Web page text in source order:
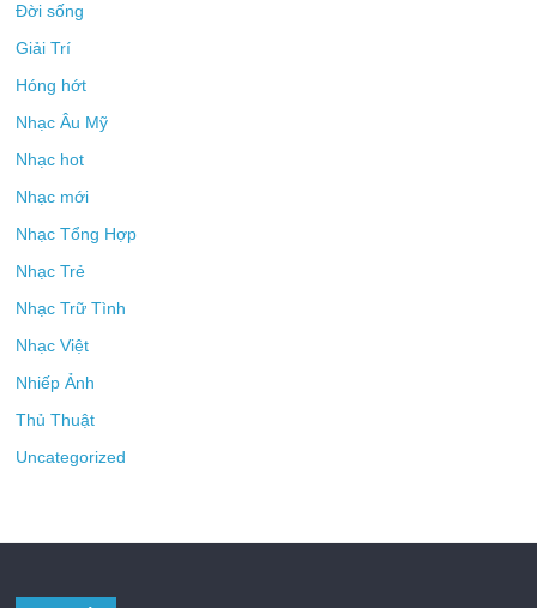
Đời sống
Giải Trí
Hóng hớt
Nhạc Âu Mỹ
Nhạc hot
Nhạc mới
Nhạc Tổng Hợp
Nhạc Trẻ
Nhạc Trữ Tình
Nhạc Việt
Nhiếp Ảnh
Thủ Thuật
Uncategorized